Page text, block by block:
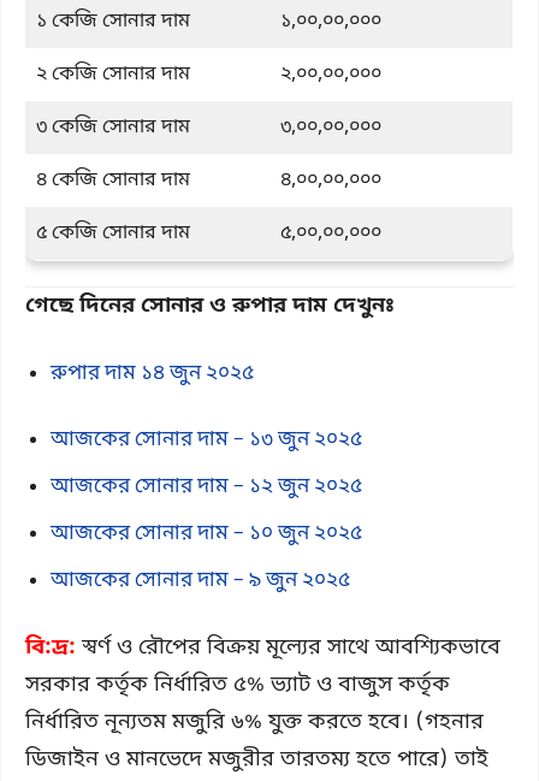
১ কেজি সোনার দাম
১,০০,০০,০০০
২ কেজি সোনার দাম
২,০০,০০,০০০
৩ কেজি সোনার দাম
৩,০০,০০,০০০
৪ কেজি সোনার দাম
৪,০০,০০,০০০
৫ কেজি সোনার দাম
৫,০০,০০,০০০
গেছে দিনের সোনার ও রুপার দাম দেখুনঃ
রুপার দাম ১৪ জুন ২০২৫
আজকের সোনার দাম – ১৩ জুন ২০২৫
আজকের সোনার দাম – ১২ জুন ২০২৫
আজকের সোনার দাম – ১০ জুন ২০২৫
আজকের সোনার দাম – ৯ জুন ২০২৫
বি:দ্র: স্বর্ণ ও রৌপের বিক্রয় মূল্যের সাথে আবশ্যিকভাবে
সরকার কর্তৃক নির্ধারিত ৫% ভ্যাট ও বাজুস কর্তৃক
নির্ধারিত নূন্যতম মজুরি ৬% যুক্ত করতে হবে। (গহনার
ডিজাইন ও মানভেদে মজুরীর তারতম্য হতে পারে) তাই